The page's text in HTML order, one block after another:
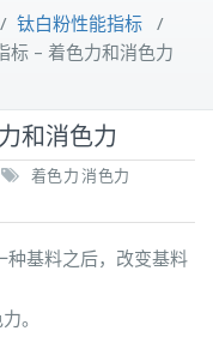
钛白粉性能指标 /
标 – 着色力和消色力
和消色力
着色力 消色力
种基料之后，改变基料
。